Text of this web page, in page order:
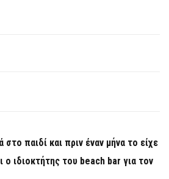
παιδί και πριν έναν μήνα το είχε
ο ιδιοκτήτης του beach bar για τον